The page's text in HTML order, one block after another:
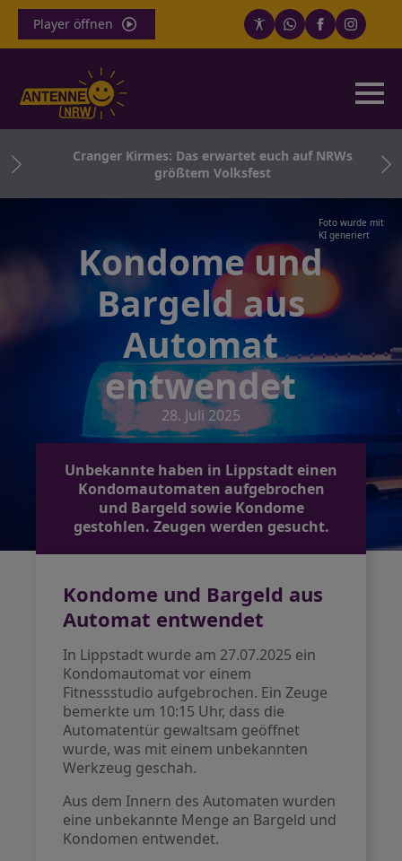
Player öffnen
Cranger Kirmes: Das erwartet euch auf NRWs
größtem Volksfest
Foto wurde mit
KI generiert
Kondome und
Bargeld aus
Automat
entwendet
28. Juli 2025
Unbekannte haben in Lippstadt einen
Kondomautomaten aufgebrochen
und Bargeld sowie Kondome
gestohlen. Zeugen werden gesucht.
Kondome und Bargeld aus
Automat entwendet
In Lippstadt wurde am 27.07.2025 ein
Kondomautomat vor einem
Fitnessstudio aufgebrochen. Ein Zeuge
bemerkte um 10:15 Uhr, dass die
Automatentür gewaltsam geöffnet
wurde, was mit einem unbekannten
Werkzeug geschah.
Aus dem Innern des Automaten wurden
eine unbekannte Menge an Bargeld und
Kondomen entwendet.